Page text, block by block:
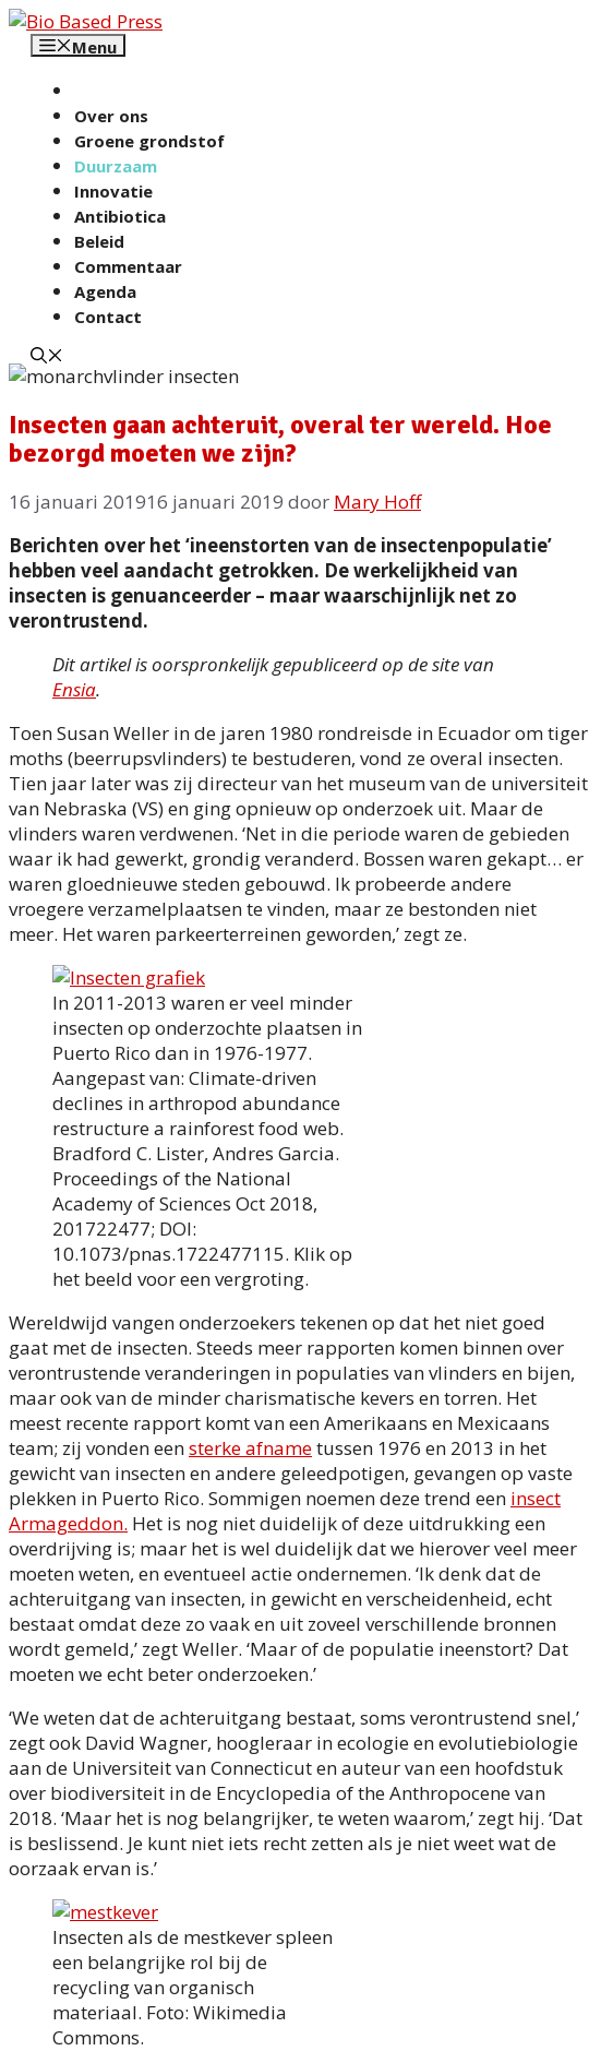
Ga
naar
inhoud
Menu
Over ons
Groene grondstof
Duurzaam
Innovatie
Antibiotica
Beleid
Commentaar
Agenda
Contact
Insecten gaan achteruit, overal ter wereld. Hoe
bezorgd moeten we zijn?
16 januari 201916 januari 2019 door Mary Hoff
Berichten over het ‘ineenstorten van de insectenpopulatie’
hebben veel aandacht getrokken. De werkelijkheid van
insecten is genuanceerder – maar waarschijnlijk net zo
verontrustend.
Dit artikel is oorspronkelijk gepubliceerd op de site van
Ensia.
Toen Susan Weller in de jaren 1980 rondreisde in Ecuador om tiger
moths (beerrupsvlinders) te bestuderen, vond ze overal insecten.
Tien jaar later was zij directeur van het museum van de universiteit
van Nebraska (VS) en ging opnieuw op onderzoek uit. Maar de
vlinders waren verdwenen. ‘Net in die periode waren de gebieden
waar ik had gewerkt, grondig veranderd. Bossen waren gekapt… er
waren gloednieuwe steden gebouwd. Ik probeerde andere
vroegere verzamelplaatsen te vinden, maar ze bestonden niet
meer. Het waren parkeerterreinen geworden,’ zegt ze.
In 2011-2013 waren er veel minder
insecten op onderzochte plaatsen in
Puerto Rico dan in 1976-1977.
Aangepast van: Climate-driven
declines in arthropod abundance
restructure a rainforest food web.
Bradford C. Lister, Andres Garcia.
Proceedings of the National
Academy of Sciences Oct 2018,
201722477; DOI:
10.1073/pnas.1722477115. Klik op
het beeld voor een vergroting.
Wereldwijd vangen onderzoekers tekenen op dat het niet goed
gaat met de insecten. Steeds meer rapporten komen binnen over
verontrustende veranderingen in populaties van vlinders en bijen,
maar ook van de minder charismatische kevers en torren. Het
meest recente rapport komt van een Amerikaans en Mexicaans
team; zij vonden eensterke afnametussen 1976 en 2013 in het
gewicht van insecten en andere geleedpotigen, gevangen op vaste
plekken in Puerto Rico. Sommigen noemen deze trend een insect
Armageddon. Het is nog niet duidelijk of deze uitdrukking een
overdrijving is; maar het is wel duidelijk dat we hierover veel meer
moeten weten, en eventueel actie ondernemen. ‘Ik denk dat de
achteruitgang van insecten, in gewicht en verscheidenheid, echt
bestaat omdat deze zo vaak en uit zoveel verschillende bronnen
wordt gemeld,’ zegt Weller. ‘Maar of de populatie ineenstort? Dat
moeten we echt beter onderzoeken.’
‘We weten dat de achteruitgang bestaat, soms verontrustend snel,’
zegt ook David Wagner, hoogleraar in ecologie en evolutiebiologie
aan de Universiteit van Connecticut en auteur van een hoofdstuk
over biodiversiteit in de Encyclopedia of the Anthropocene van
2018. ‘Maar het is nog belangrijker, te weten waarom,’ zegt hij. ‘Dat
is beslissend. Je kunt niet iets recht zetten als je niet weet wat de
oorzaak ervan is.’
Insecten als de mestkever spleen
een belangrijke rol bij de
recycling van organisch
materiaal. Foto: Wikimedia
Commons.